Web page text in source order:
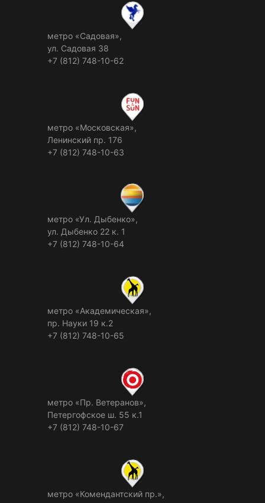
метро «Садовая»,
ул. Садовая 38
+7 (812) 748-10-62
метро «Московская»,
Ленинский пр. 176
+7 (812) 748-10-63
метро «Ул. Дыбенко»,
ул. Дыбенко 22 к. 1
+7 (812) 748-10-64
метро «Академическая»,
пр. Науки 19 к.2
+7 (812) 748-10-65
метро «Пр. Ветеранов»,
Петергофское ш. 55 к.1
+7 (812) 748-10-67
метро «Комендантский пр.»,